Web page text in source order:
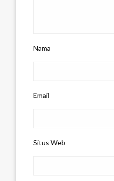
Nama
Email
Situs Web